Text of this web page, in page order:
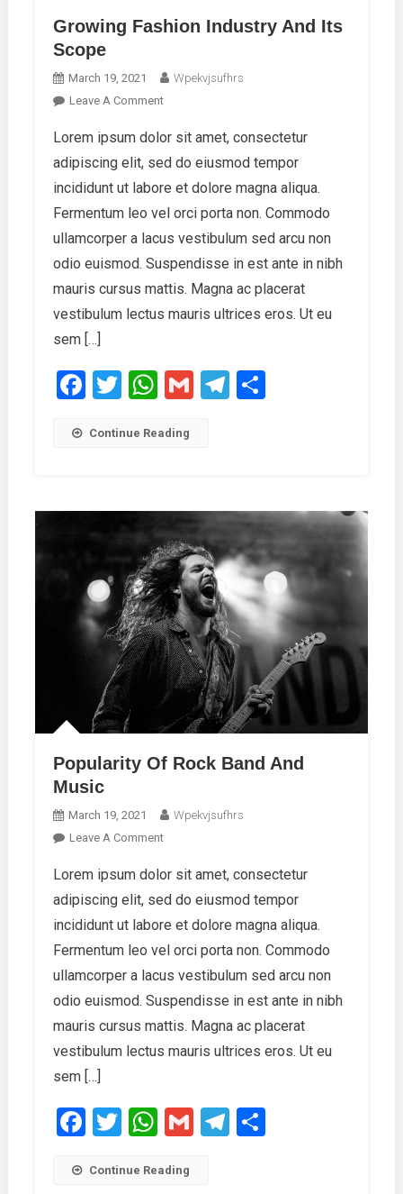
Growing Fashion Industry And Its
Scope
March 19, 2021
Wpekvjsufhrs
Leave A CommentOn
Fashion
Industry
And
Lorem ipsum dolor sit amet, consectetur
adipiscing elit, sed do eiusmod tempor
incididunt ut labore et dolore magna aliqua.
Fermentum leo vel orci porta non. Commodo
ullamcorper a lacus vestibulum sed arcu non
odio euismod. Suspendisse in est ante in nibh
mauris cursus mattis. Magna ac placerat
vestibulum lectus mauris ultrices eros. Ut eu
sem […]
Facebook
Twitter
WhatsApp
GmailTelegram
Share
Continue Reading
Popularity Of Rock Band And
Music
March 19, 2021
Wpekvjsufhrs
Leave A CommentOn
Of
Rock
Band
Lorem ipsum dolor sit amet, consectetur
adipiscing elit, sed do eiusmod tempor
incididunt ut labore et dolore magna aliqua.
Fermentum leo vel orci porta non. Commodo
ullamcorper a lacus vestibulum sed arcu non
odio euismod. Suspendisse in est ante in nibh
mauris cursus mattis. Magna ac placerat
vestibulum lectus mauris ultrices eros. Ut eu
sem […]
Facebook
Twitter
WhatsApp
GmailTelegram
Share
Continue Reading